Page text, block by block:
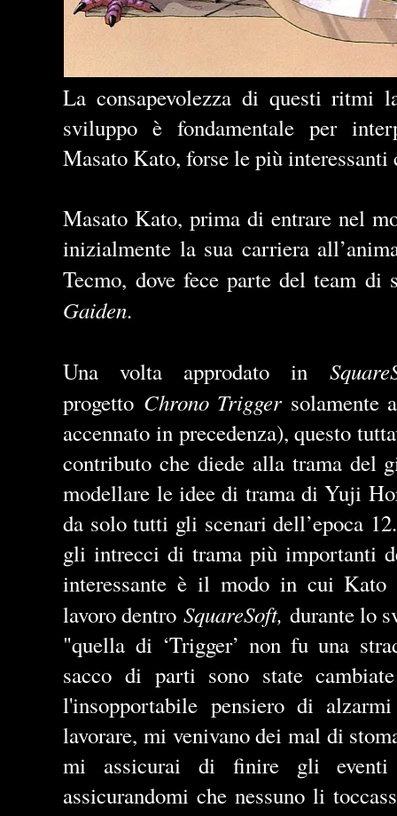
La consapevolezza di questi ritmi
sviluppo è fondamentale per
Masato Kato, forse le più interessanti
Masato Kato, prima di entrare nel
inizialmente la sua carriera all’
Tecmo, dove fece parte del team
Gaiden.
Una volta approdato in
progetto Chrono Trigger solamente
accennato in precedenza), questo
contributo che diede alla trama del
modellare le idee di trama di Yuji
da solo tutti gli scenari dell’epoca
gli intrecci di trama più importanti
interessante è il modo in cui Kato
lavoro dentroSquareSoft,durante lo
"quella di ‘Trigger’ non fu una
sacco di parti sono state
l'insopportabile pensiero di
lavorare, mi venivano dei mal di
mi assicurai di finire gli eventi
assicurandomi che nessuno li